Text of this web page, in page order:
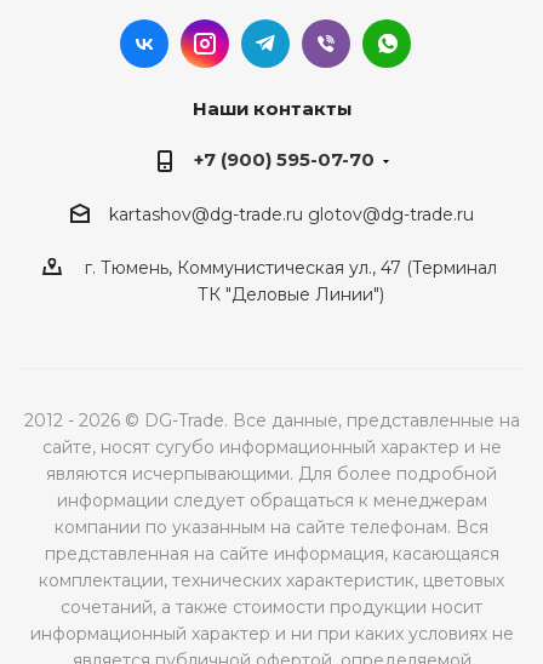
Наши контакты
+7 (900) 595-07-70
kartashov@dg-trade.ru glotov@dg-trade.ru
г. Тюмень, Коммунистическая ул., 47 (Терминал
ТК "Деловые Линии")
2012 - 2026 © DG-Trade. Все данные, представленные на
сайте, носят сугубо информационный характер и не
являются исчерпывающими. Для более подробной
информации следует обращаться к менеджерам
компании по указанным на сайте телефонам. Вся
представленная на сайте информация, касающаяся
комплектации, технических характеристик, цветовых
сочетаний, а также стоимости продукции носит
информационный характер и ни при каких условиях не